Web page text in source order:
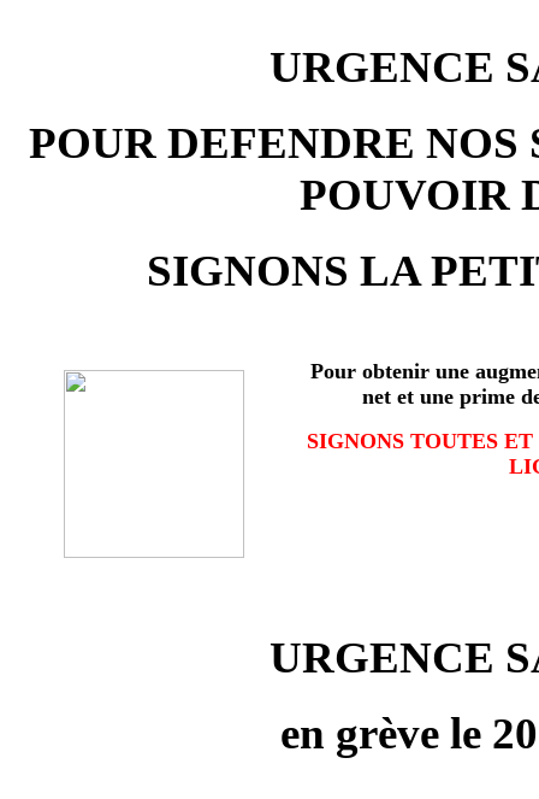
URGENCE
POUR DEFENDRE
POUVOIR
SIGNONS LA
Pour obtenir une
net et une prime
SIGNONS TOUTES
URGENCE
en grève le